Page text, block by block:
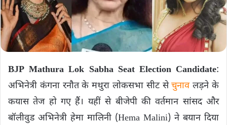
BJP Mathura Lok Sabha Seat Election Candidate:
अभिनेत्री कंगना रनौत के मथुरा लोकसभा सीट सेचुनावलड़ने के
कयास तेज हो गए हैं। यहीं से बीजेपी की वर्तमान सांसद और
बॉलीवुड अभिनेत्री हेमा मालिनी (Hema Malini) ने बयान दिया